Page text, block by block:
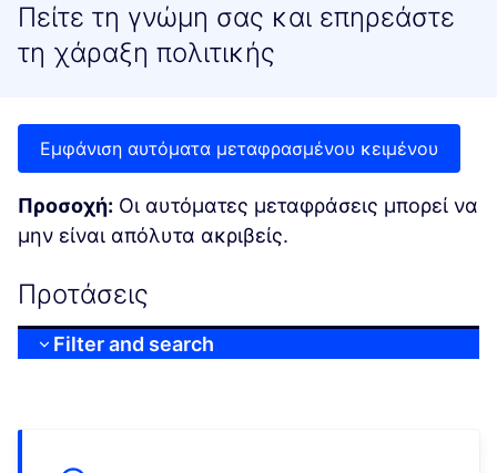
Πείτε τη γνώμη σας και επηρεάστε
τη χάραξη πολιτικής
Εμφάνιση αυτόματα μεταφρασμένου κειμένου
Προσοχή: Οι αυτόματες μεταφράσεις μπορεί να
μην είναι απόλυτα ακριβείς.
Προτάσεις
Filter and search